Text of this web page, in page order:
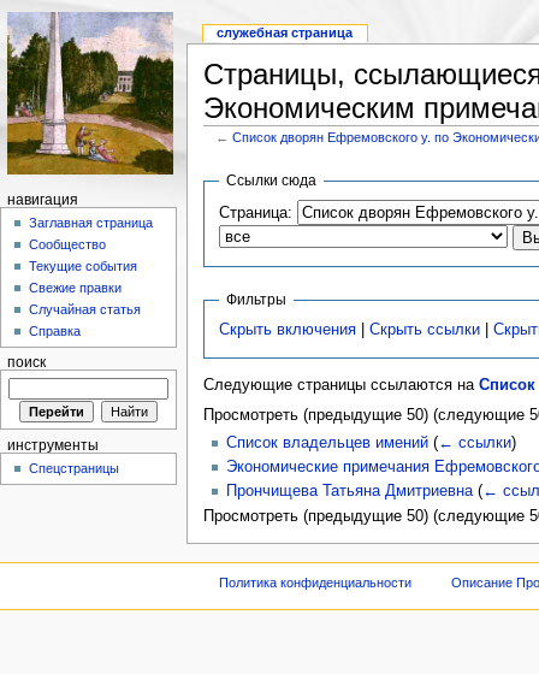
Страницы,
Экономическим
←Список дворян Ефремовского у. по
Ссылки сюда
Страница:
Фильтры
Скрыть включения |Скрыть ссылки |
Следующие страницы ссылаются на
Просмотреть (предыдущие 50) (следующие
Список владельцев имений (← ссылки)
Экономические примечания
Прончищева Татьяна Дмитриевна (←
Просмотреть (предыдущие 50) (следующие
служебная страница
навигация
Заглавная страница
Сообщество
Текущие события
Свежие правки
Случайная статья
Справка
поиск
инструменты
Спецстраницы
Политика конфиденциальности Описание